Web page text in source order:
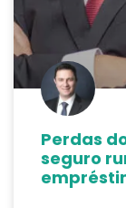
Perdas
seguro